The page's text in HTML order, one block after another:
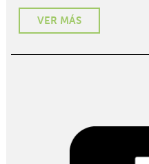
VER MÁS